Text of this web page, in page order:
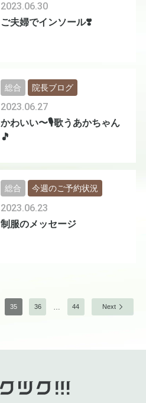
ご夫婦でインソール❣️
2023.06.30
かわいい〜🎙️歌うあかちゃん
🎵
2023.06.27
総合 院長ブログ
制服のメッセージ
2023.06.23
総合 今週のご予約状況
35 36 44 Next